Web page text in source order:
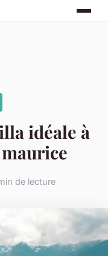
idéale à
de lecture